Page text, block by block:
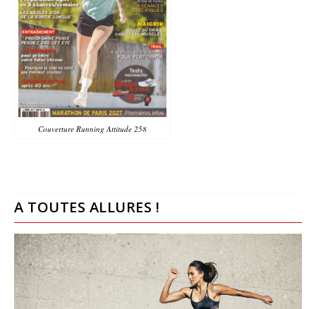
Couverture Running Attitude 258
A TOUTES ALLURES !